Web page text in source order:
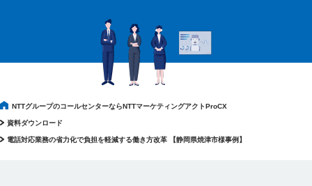
NTTグループのコールセンターならNTTマーケティングアクトProCX
資料ダウンロード
電話対応業務の省力化で負担を軽減する働き方改革 【静岡県焼津市様事例】